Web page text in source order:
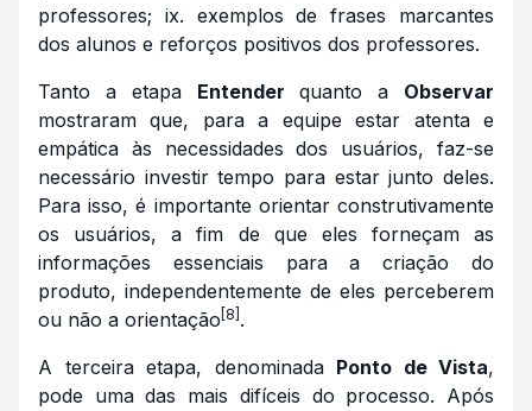
professores; ix. exemplos de frases marcantes
dos alunos e reforços positivos dos professores.
Tanto a etapa Entender quanto a Observar
mostraram que, para a equipe estar atenta e
empática às necessidades dos usuários, faz-se
necessário investir tempo para estar junto deles.
Para isso, é importante orientar construtivamente
os usuários, a fim de que eles forneçam as
informações essenciais para a criação do
produto, independentemente de eles perceberem
ou não a orientação [8] .
A terceira etapa, denominada Ponto de Vista,
pode uma das mais difíceis do processo. Após